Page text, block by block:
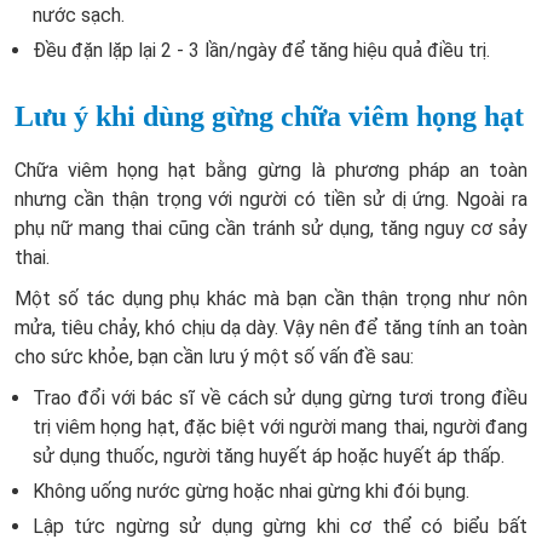
nước sạch.
Đều đặn lặp lại 2 - 3 lần/ngày để tăng hiệu quả điều trị.
Lưu ý khi dùng gừng chữa viêm họng hạt
Chữa viêm họng hạt bằng gừng là phương pháp an toàn
nhưng cần thận trọng với người có tiền sử dị ứng. Ngoài ra
phụ nữ mang thai cũng cần tránh sử dụng, tăng nguy cơ sảy
thai.
Một số tác dụng phụ khác mà bạn cần thận trọng như nôn
mửa, tiêu chảy, khó chịu dạ dày. Vậy nên để tăng tính an toàn
cho sức khỏe, bạn cần lưu ý một số vấn đề sau:
Trao đổi với bác sĩ về cách sử dụng gừng tươi trong điều
trị viêm họng hạt, đặc biệt với người mang thai, người đang
sử dụng thuốc, người tăng huyết áp hoặc huyết áp thấp.
Không uống nước gừng hoặc nhai gừng khi đói bụng.
Lập tức ngừng sử dụng gừng khi cơ thể có biểu bất